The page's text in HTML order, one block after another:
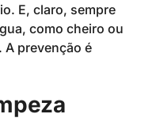
E, claro, sempre
como cheiro ou
A prevenção é